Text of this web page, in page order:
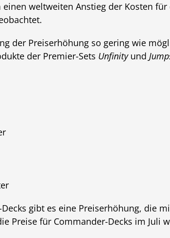
einen weltweiten Anstieg der Kosten
der Preiserhöhung so gering wie
der Premier-Sets Unfinityund
gibt es eine Preiserhöhung, die
Preise für Commander-Decks im Juli